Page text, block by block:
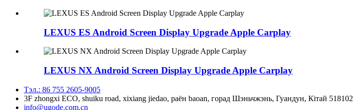
LEXUS ES Android Screen Display Upgrade Apple Carplay
LEXUS NX Android Screen Display Upgrade Apple Carplay
Тэл.: 86 755 2605-9005
3F zhongxi ECO, shuiku road, xixiang jiedao, раён baoan, горад Шэньчжэнь, Гуандун, Кітай 518102
info@ugode.com.cn